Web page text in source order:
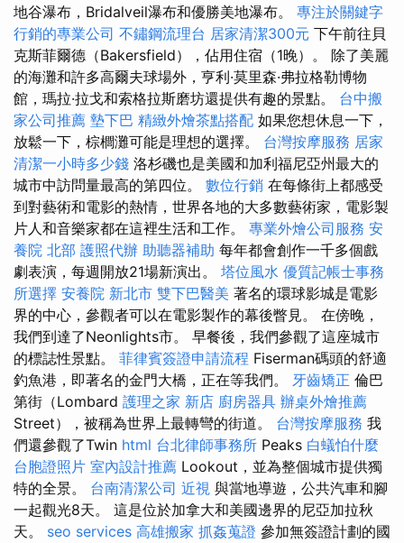
地谷瀑布，Bridalveil瀑布和優勝美地瀑布。 專注於關鍵字
行銷的專業公司 不鏽鋼流理台 居家清潔300元 下午前往貝
克斯菲爾德（Bakersfield），佔用住宿（1晚）。 除了美麗
的海灘和許多高爾夫球場外，亨利·莫里森·弗拉格勒博物
館，瑪拉·拉戈和索格拉斯磨坊還提供有趣的景點。 台中搬
家公司推薦 墊下巴 精緻外燴茶點搭配 如果您想休息一下，
放鬆一下，棕櫚灘可能是理想的選擇。 台灣按摩服務 居家
清潔一小時多少錢 洛杉磯也是美國和加利福尼亞州最大的
城市中訪問量最高的第四位。 數位行銷 在每條街上都感受
到對藝術和電影的熱情，世界各地的大多數藝術家，電影製
片人和音樂家都在這裡生活和工作。 專業外燴公司服務 安
養院 北部 護照代辦 助聽器補助 每年都會創作一千多個戲
劇表演，每週開放21場新演出。 塔位風水 優質記帳士事務
所選擇 安養院 新北市 雙下巴醫美 著名的環球影城是電影
界的中心，參觀者可以在電影製作的幕後瞥見。 在傍晚，
我們到達了Neonlights市。 早餐後，我們參觀了這座城市
的標誌性景點。 菲律賓簽證申請流程 Fiserman碼頭的舒適
釣魚港，即著名的金門大橋，正在等我們。 牙齒矯正 倫巴
第街（Lombard 護理之家 新店 廚房器具 辦桌外燴推薦
Street），被稱為世界上最轉彎的街道。 台灣按摩服務 我
們還參觀了Twin html 台北律師事務所 Peaks 白蟻怕什麼
台胞證照片 室內設計推薦 Lookout，並為整個城市提供獨
特的全景。 台南清潔公司 近視 與當地導遊，公共汽車和腳
一起觀光8天。 這是位於加拿大和美國邊界的尼亞加拉秋
天。 seo services 高雄搬家 抓姦蒐證 參加無簽證計劃的國